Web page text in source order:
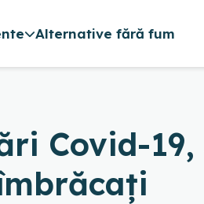
Alternative fără fum
Covid-19,